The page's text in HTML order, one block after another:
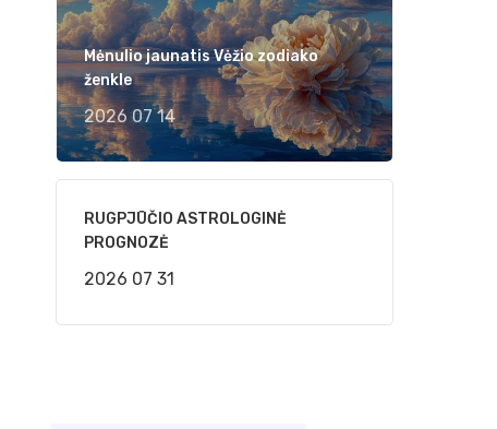
Mėnulio jaunatis Vėžio zodiako
ženkle
2026 07 14
RUGPJŪČIO ASTROLOGINĖ
PROGNOZĖ
2026 07 31